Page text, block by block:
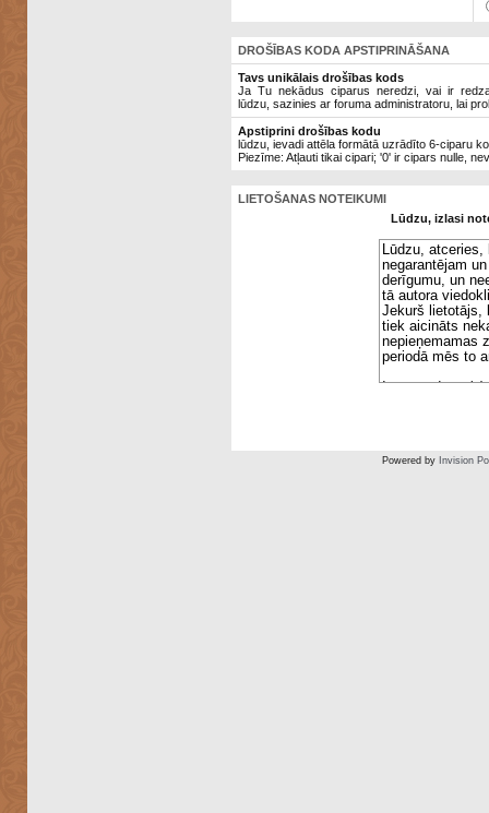
DROŠĪBAS KODA APSTIPRINĀŠANA
Tavs unikālais drošības kods
Ja Tu nekādus ciparus neredzi, vai ir
lūdzu, sazinies ar foruma administratoru, lai
Apstiprini drošības kodu
lūdzu, ievadi attēla formātā uzrādīto 6-ciparu
Piezīme: Atļauti tikai cipari; '0' ir cipars nulle,
LIETOŠANAS NOTEIKUMI
Lūdzu, izlasi
Powered by Invision